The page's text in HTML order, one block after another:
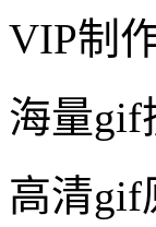
VIP制
海量gif
高清gif